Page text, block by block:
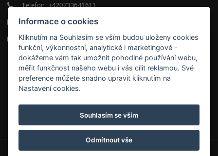
Telefon:+420733641611
Facebook
Instagram
Informace o cookies
Kliknutím na Souhlasím se vším budou uloženy cookies
funkční, výkonnostní, analytické i marketingové -
dokážeme vám tak umožnit pohodlné používání webu,
měřit funkčnost našeho webu i vás cílit reklamou. Své
preference můžete snadno upravit kliknutím na
Nastavení cookies.
Souhlasím se vším
Odmítnout vše